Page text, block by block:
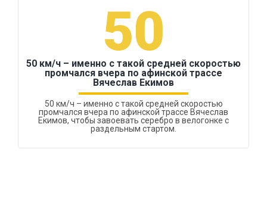
50
50 км/ч – именно с такой средней скоростью
промчался вчера по афинской трассе
Вячеслав Екимов
50 км/ч – именно с такой средней скоростью
промчался вчера по афинской трассе Вячеслав
Екимов, чтобы завоевать серебро в велогонке с
раздельным стартом.